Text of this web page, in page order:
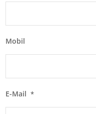
Mobil
E-Mail *